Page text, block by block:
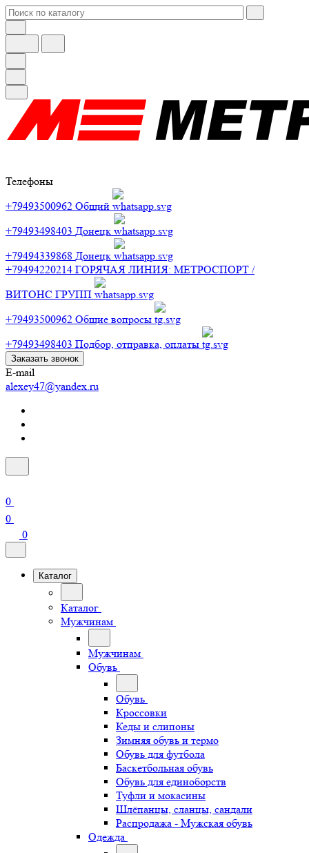
Телефоны
+79493500962 Общий
+79493498403 Донецк
+79494339868 Донецк
+79494220214 ГОРЯЧАЯ ЛИНИЯ: МЕТРОСПОРТ /
ВИТОНС ГРУПП
+79493500962 Общие вопросы
+79493498403 Подбор, отправка, оплаты
Заказать звонок
E-mail
alexey47@yandex.ru
0
0
0
Каталог
Каталог
Мужчинам
Мужчинам
Обувь
Обувь
Кроссовки
Кеды и слипоны
Зимняя обувь и термо
Обувь для футбола
Баскетбольная обувь
Обувь для единоборств
Туфли и мокасины
Шлёпанцы, сланцы, сандали
Распродажа - Мужская обувь
Одежда